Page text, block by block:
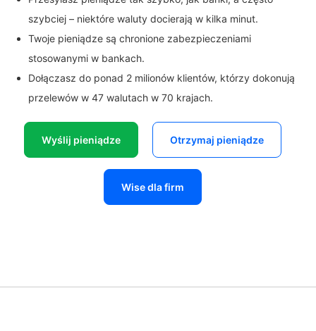
szybciej – niektóre waluty docierają w kilka minut.
Twoje pieniądze są chronione zabezpieczeniami
stosowanymi w bankach.
Dołączasz do ponad 2 milionów klientów, którzy dokonują
przelewów w 47 walutach w 70 krajach.
Wyślij pieniądze Otrzymaj pieniądze
Wise dla firm